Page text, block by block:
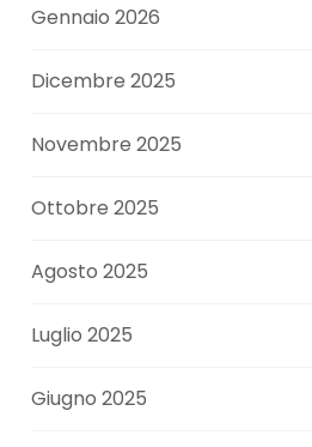
Gennaio 2026
Dicembre 2025
Novembre 2025
Ottobre 2025
Agosto 2025
Luglio 2025
Giugno 2025